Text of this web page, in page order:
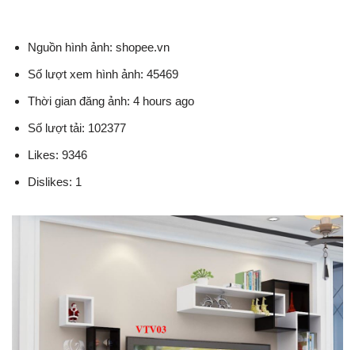
Nguồn hình ảnh: shopee.vn
Số lượt xem hình ảnh: 45469
Thời gian đăng ảnh: 4 hours ago
Số lượt tải: 102377
Likes: 9346
Dislikes: 1